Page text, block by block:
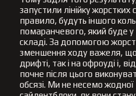
запустили лінійку
правило, будуть іншого
помаранчевого, який буде у
складі. За допомогою
зменшення ходу важеля, що
дрифті, так і на офроуді і,
почне після цього
обсязі. Ми не несемо жодної